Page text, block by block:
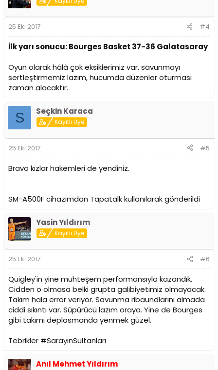
25 Eki 2017 #4
İlk yarı sonucu: Bourges Basket 37-36 Galatasaray
Oyun olarak hâlâ çok eksiklerimiz var, savunmayı
sertleştirmemiz lazım, hücumda düzenler oturması
zaman alacaktır.
S Seçkin Karaca
Kayıtlı Üye
25 Eki 2017 #5
Bravo kızlar hakemleri de yendiniz.
SM-A500F cihazımdan Tapatalk kullanılarak gönderildi
Yasin Yıldırım
Kayıtlı Üye
25 Eki 2017 #6
Quigley'in yine muhteşem performansıyla kazandık.
Cidden o olmasa belki grupta galibiyetimiz olmayacak.
Takım hala error veriyor. Savunma ribaundlarını almada
ciddi sıkıntı var. Süpürücü lazım oraya. Yine de Bourges
gibi takımı deplasmanda yenmek güzel.
Tebrikler #SarayınSultanları
Anıl Mehmet Yıldırım